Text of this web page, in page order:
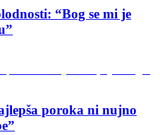
“Bog se mi je
poroka ni nujno